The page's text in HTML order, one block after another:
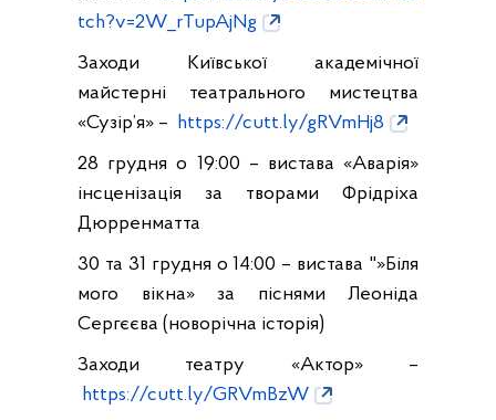
tch?v=2W_rTupAjNg
Заходи Київської академічної
майстерні театрального мистецтва
«Сузір’я» – https://cutt.ly/gRVmHj8
28 грудня о 19:00 – вистава «Аварія»
інсценізація за творами Фрідріха
Дюрренматта
30 та 31 грудня о 14:00 – вистава "»Біля
мого вікна» за піснями Леоніда
Сергєєва (новорічна історія)
Заходи театру «Актор» –
https://cutt.ly/GRVmBzW